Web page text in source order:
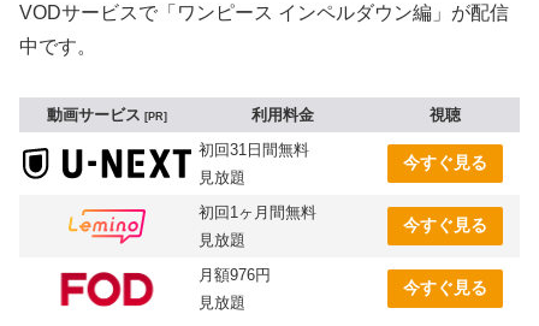
VODサービスで「ワンピース インペルダウン編」が配信
中です。
動画サービス PR 利用料金
視聴
初回31日間無料
見放題
今すぐ見る
初回1ヶ月間無料
見放題
今すぐ見る
月額976円
見放題
今すぐ見る